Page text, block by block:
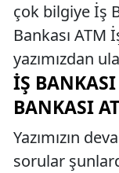
çok bilgiye İş
Bankası ATM
yazımızdan
İŞ
BANKASI
Yazımızın
sorular